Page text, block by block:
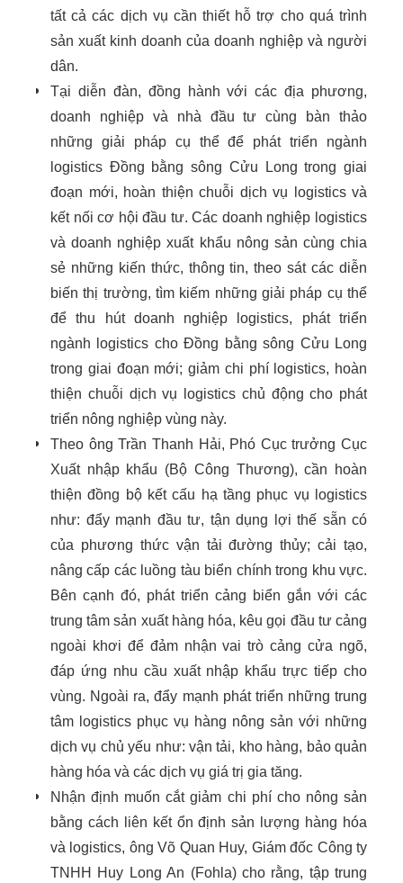
tất cả các dịch vụ cần thiết hỗ trợ cho quá trình
sản xuất kinh doanh của doanh nghiệp và người
dân.
Tại diễn đàn, đồng hành với các địa phương,
doanh nghiệp và nhà đầu tư cùng bàn thảo
những giải pháp cụ thể để phát triển ngành
logistics Đồng bằng sông Cửu Long trong giai
đoạn mới, hoàn thiện chuỗi dịch vụ logistics và
kết nối cơ hội đầu tư. Các doanh nghiệp logistics
và doanh nghiệp xuất khẩu nông sản cùng chia
sẻ những kiến thức, thông tin, theo sát các diễn
biến thị trường, tìm kiếm những giải pháp cụ thể
để thu hút doanh nghiệp logistics, phát triển
ngành logistics cho Đồng bằng sông Cửu Long
trong giai đoạn mới; giảm chi phí logistics, hoàn
thiện chuỗi dịch vụ logistics chủ động cho phát
triển nông nghiệp vùng này.
Theo ông Trần Thanh Hải, Phó Cục trưởng Cục
Xuất nhập khẩu (Bộ Công Thương), cần hoàn
thiện đồng bộ kết cấu hạ tầng phục vụ logistics
như: đẩy mạnh đầu tư, tận dụng lợi thế sẵn có
của phương thức vận tải đường thủy; cải tạo,
nâng cấp các luồng tàu biển chính trong khu vực.
Bên cạnh đó, phát triển cảng biển gắn với các
trung tâm sản xuất hàng hóa, kêu gọi đầu tư cảng
ngoài khơi để đảm nhận vai trò cảng cửa ngõ,
đáp ứng nhu cầu xuất nhập khẩu trực tiếp cho
vùng. Ngoài ra, đẩy mạnh phát triển những trung
tâm logistics phục vụ hàng nông sản với những
dịch vụ chủ yếu như: vận tải, kho hàng, bảo quản
hàng hóa và các dịch vụ giá trị gia tăng.
Nhận định muốn cắt giảm chi phí cho nông sản
bằng cách liên kết ổn định sản lượng hàng hóa
và logistics, ông Võ Quan Huy, Giám đốc Công ty
TNHH Huy Long An (Fohla) cho rằng, tập trung